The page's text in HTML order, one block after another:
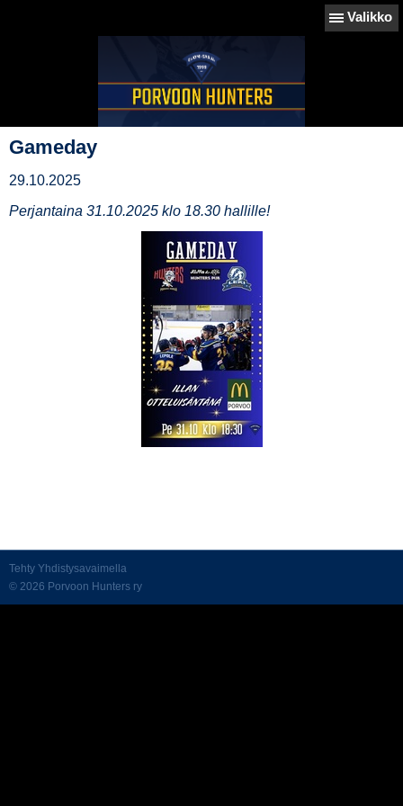
Valikko
Gameday
29.10.2025
Perjantaina 31.10.2025 klo 18.30 hallille!
Tehty Yhdistysavaimella
© 2026 Porvoon Hunters ry